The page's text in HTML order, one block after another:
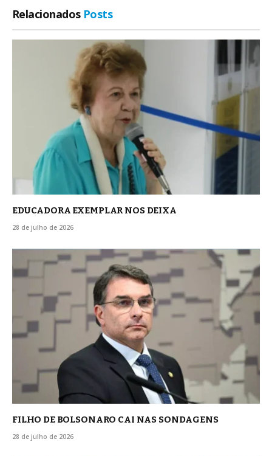
Relacionados Posts
EDUCADORA EXEMPLAR NOS DEIXA
28 de julho de 2026
FILHO DE BOLSONARO CAI NAS SONDAGENS
28 de julho de 2026